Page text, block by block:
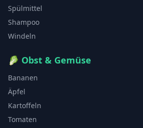
Spülmittel
Shampoo
Windeln
🥬 Obst & Gemüse
Bananen
Äpfel
Kartoffeln
Tomaten